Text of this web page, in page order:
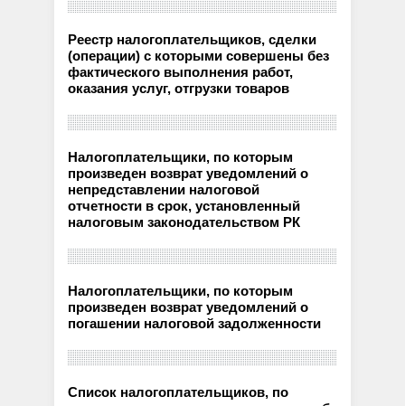
Реестр налогоплательщиков, сделки
(операции) с которыми совершены без
фактического выполнения работ,
оказания услуг, отгрузки товаров
Налогоплательщики, по которым
произведен возврат уведомлений о
непредставлении налоговой
отчетности в срок, установленный
налоговым законодательством РК
Налогоплательщики, по которым
произведен возврат уведомлений о
погашении налоговой задолженности
Список налогоплательщиков, по